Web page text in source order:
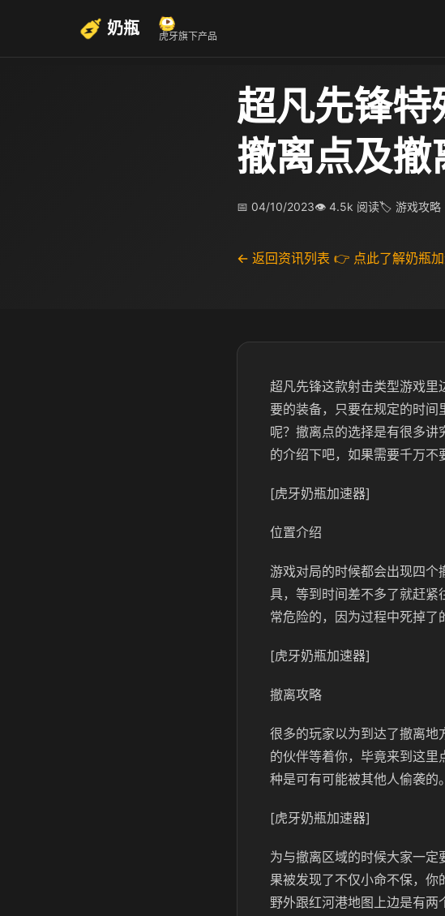
奶瓶 虎牙旗下产品
超凡先锋
撤离点及撤
📅 04/10/2023👁 4.5k 阅读🏷 游戏攻略
← 返回资讯列表 👉 点此了解奶瓶
超凡先锋这款射击类型游戏里
要的装备，只要在规定的时
呢？撤离点的选择是有很多
的介绍下吧，如果需要千万不
[虎牙奶瓶加速器]
位置介绍
游戏对局的时候都会出现四
具，等到时间差不多了就赶
常危险的，因为过程中死掉了
[虎牙奶瓶加速器]
撤离攻略
很多的玩家以为到达了撤离地
的伙伴等着你，毕竟来到这
种是可有可能被其他人偷袭的。
[虎牙奶瓶加速器]
为与撤离区域的时候大家一
果被发现了不仅小命不保，
野外跟红河港地图上边是有